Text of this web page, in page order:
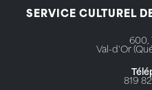
SERVICE CULTUREL
600,
Val-d'Or
819